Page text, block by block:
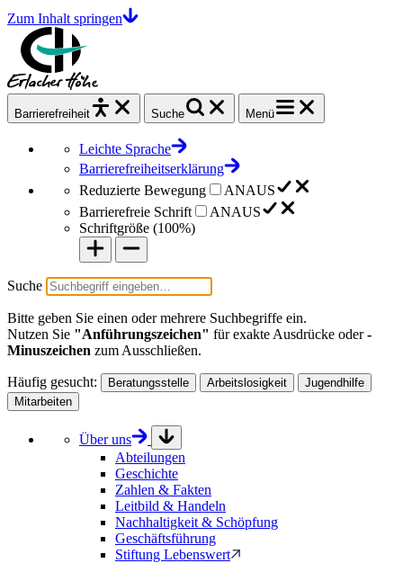
Zum Inhalt springen
Barrierefrei heit Suche Menü
Leichte Sprache
Barrierefreiheitserklärung
Reduzierte Bewegung
ANAUS
Barrierefreie Schrift
ANAUS
Schriftgröße (100%)
Suche
Bitte geben Sie einen oder mehrere Suchbegriffe ein.
Nutzen Sie "Anführungszeichen" für exakte Ausdrücke oder-
Minuszeichen zum Ausschließen.
Häufig gesucht: Beratungsstelle Arbeitslosigkeit
Jugendhilfe
Mitarbeiten
Über uns
Abteilungen
Geschichte
Zahlen & Fakten
Leitbild & Handeln
Nachhaltigkeit & Schöpfung
Geschäftsführung
Stiftung Lebenswert